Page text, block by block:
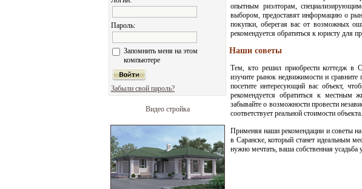
Пароль:
Запомнить меня на этом
компьютере
Забыли свой пароль?
Видео стройка
опытным риэлторам,
выбором, предоставят информацию о
покупки, оберегая вас от возможных
рекомендуется обратиться к юристу для
Наши советы
Тем, кто решил приобрести коттедж в
изучите рынок недвижимости и сравните
посетите интересующий вас объект,
рекомендуется обратиться к местным
забывайте о возможности провести
соответствует реальной стоимости объекта.
Применяя наши рекомендации и советы
в Саранске, который станет идеальным
нужно мечтать, ваша собственная